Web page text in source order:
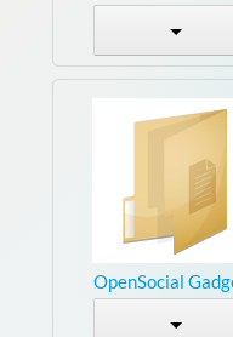
OpenSocial